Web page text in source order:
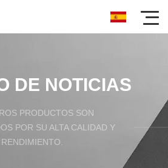
DE NOTICIAS
PRODUCTOS SON
POR SU ALTA CALIDAD Y
RENDIMIENTO.